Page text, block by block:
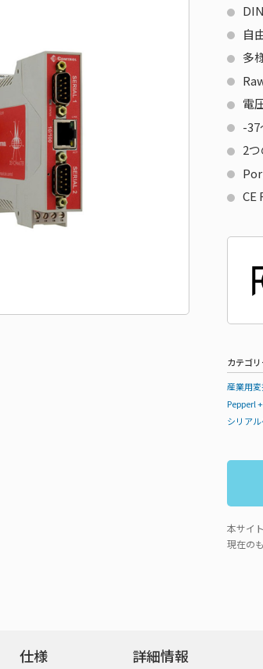
自
多
電
-
2
CE
カテゴリ
産業用
Pepperl
シリア
本サイ
現在の
仕様 詳細情報